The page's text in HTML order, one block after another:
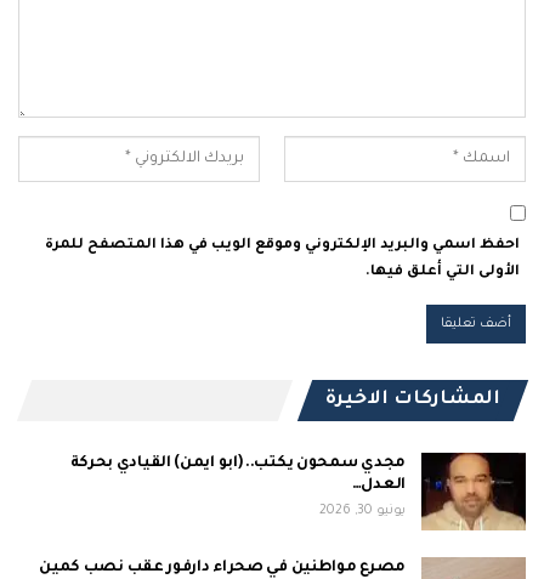
احفظ اسمي والبريد الإلكتروني وموقع الويب في هذا المتصفح للمرة
الأولى التي أعلق فيها.
المشاركات الاخيرة
مجدي سمحون يكتب.. (ابو ايمن) القيادي بحركة
العدل…
يونيو 30, 2026
مصرع مواطنين في صحراء دارفور عقب نصب كمين